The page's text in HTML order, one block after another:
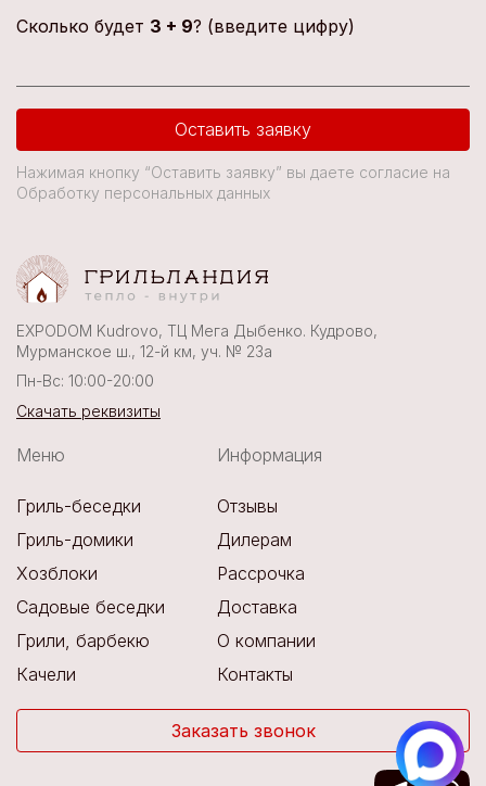
Сколько будет 3 + 9? (введите цифру)
Оставить заявку
Нажимая кнопку “Оставить заявку” вы даете согласие на
Обработку персональных данных
EXPODOM Kudrovo, ТЦ Мега Дыбенко. Кудрово,
Мурманское ш., 12-й км, уч. № 23а
Пн-Вс: 10:00-20:00
Скачать реквизиты
Меню
Гриль-беседки
Гриль-домики
Хозблоки
Садовые беседки
Грили, барбекю
Качели
Информация
Отзывы
Дилерам
Рассрочка
Доставка
О компании
Контакты
Заказать звонок